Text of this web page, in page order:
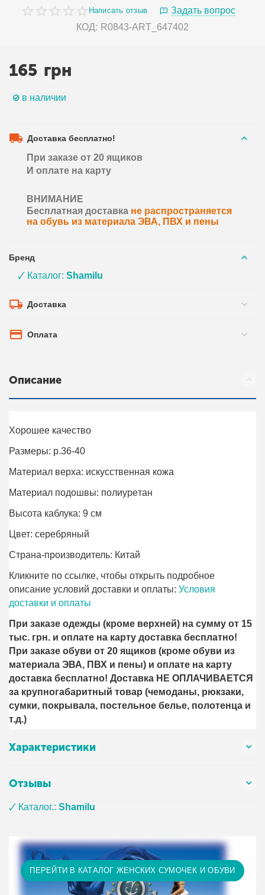
Написать отзыв
Задать вопрос
КОД: R0843-ART_647402
165 грн
в наличии
Доставка бесплатно!
При заказе от 20 ящиков
И оплате на карту
ВНИМАНИЕ
Бесплатная доставка не распространяется
на обувь из материала ЭВА, ПВХ и пены
Бренд
🗸 Каталог:Shamilu
Доставка
Оплата
Описание
Хорошее качество
Размеры: р.36-40
Материал верха: искусственная кожа
Материал подошвы: полиурeтан
Высота каблука: 9 см
Цвет: серебряный
Страна-производитель: Китай
Кликните по ссылке, чтобы открыть подробное
описание условий доставки и оплаты:Условия
доставки и оплаты
При заказе одежды (кроме верхней) на сумму от 15
тыс. грн. и оплате на карту доставка бесплатно!
При заказе обуви от 20 ящиков (кроме обуви из
материала ЭВА, ПВХ и пены) и оплате на карту
доставка бесплатно! Доставка НЕ ОПЛАЧИВАЕТСЯ
за крупногабаритный товар (чемоданы, рюкзаки,
сумки, покрывала, постельное белье, полотенца и
т.д.)
Характеристики
Отзывы
🗸 Каталог.:Shamilu
ПЕРЕЙТИ В КАТАЛОГ ЖЕНСКИХ СУМОЧЕК И ОБУВИ